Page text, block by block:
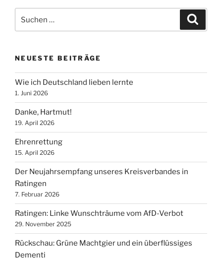
nach:
NEUESTE BEITRÄGE
Wie ich Deutschland lieben lernte
1. Juni 2026
Danke, Hartmut!
19. April 2026
Ehrenrettung
15. April 2026
Der Neujahrsempfang unseres Kreisverbandes in
Ratingen
7. Februar 2026
Ratingen: Linke Wunschträume vom AfD-Verbot
29. November 2025
Rückschau: Grüne Machtgier und ein überflüssiges
Dementi